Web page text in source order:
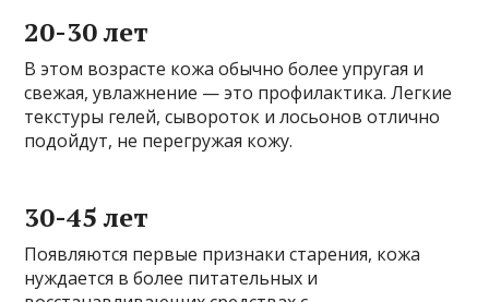
20-30 лет
В этом возрасте кожа обычно более упругая и
свежая, увлажнение — это профилактика. Легкие
текстуры гелей, сывороток и лосьонов отлично
подойдут, не перегружая кожу.
30-45 лет
Появляются первые признаки старения, кожа
нуждается в более питательных и